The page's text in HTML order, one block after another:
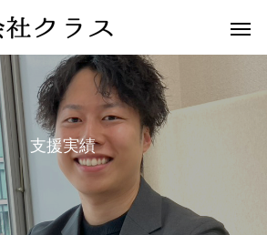
新卒
第二新卒・メ
支援実績